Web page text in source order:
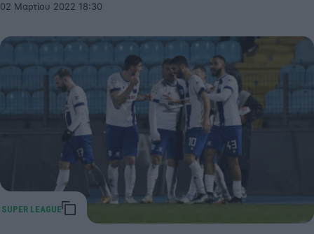
02 Μαρτίου 2022 18:30